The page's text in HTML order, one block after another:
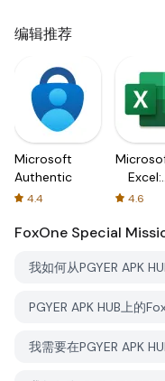
编辑推荐
Microsoft
Authenticator
4.4
Excel:
4.6
FoxOne Special
我如何从PGYER APK